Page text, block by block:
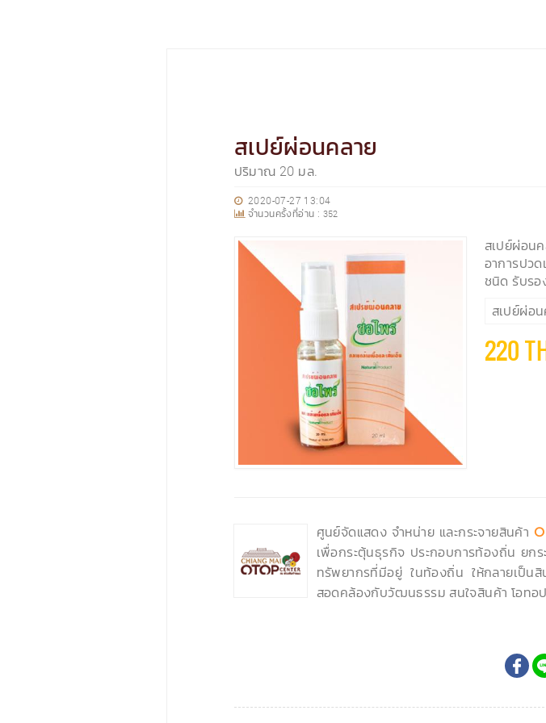
สเปย์ผ่อนคลาย
ปริมาณ 20 มล.
2020-07-27 13:04
จำนวนครั้งที่อ่าน : 352
สเปย์ผ่อน
อาการปว
ชนิด รับรอ
สเปย์ผ่อ
220
ศูนย์จัดแสดง จำหน่าย และกระจายสินค้า
เพื่อกระตุ้นธุรกิจ ประกอบการท้องถิ่น ยก
ทรัพยากรที่มีอยู่ ในท้องถิ่น ให้กลายเป็
สอดคล้องกับวัฒนธรรม สนใจสินค้า โอทอป